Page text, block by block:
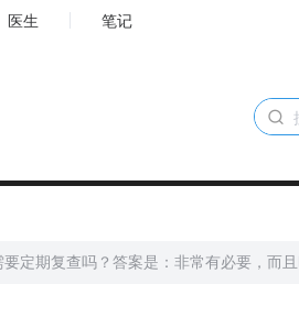
医生 笔记
定期复查吗？答案是：非常有必要，而